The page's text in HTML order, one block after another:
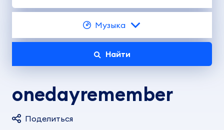
Музыка
Найти
onedayremember
Поделиться